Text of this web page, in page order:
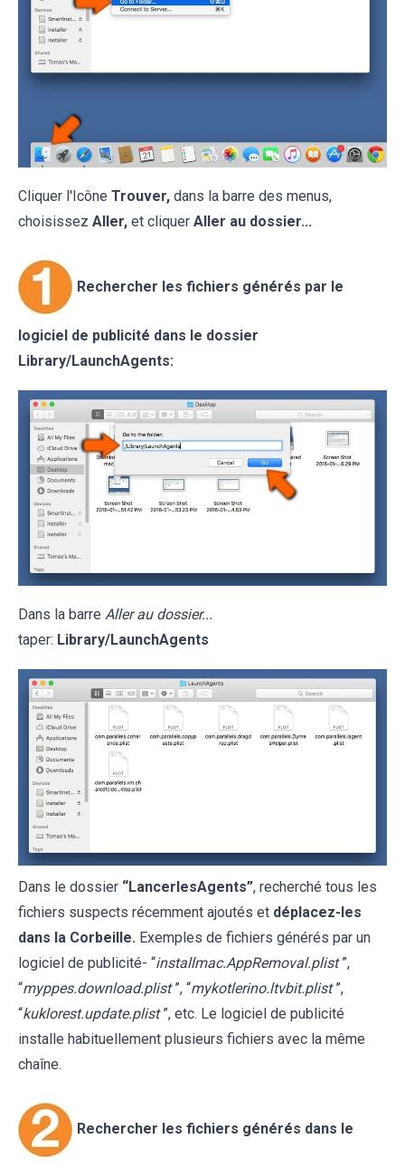
Cliquer l'Icône Trouver, dans la barre des menus,
choisissez Aller, et cliquer Aller au dossier...
Rechercher les fichiers générés par le
logiciel de publicité dans le dossier
Library/LaunchAgents:
Dans la barre Aller au dossier...
taper: Library/LaunchAgents
Dans le dossier “LancerlesAgents”, recherché tous les
fichiers suspects récemment ajoutés et déplacez-les
dans la Corbeille. Exemples de fichiers générés par un
logiciel de publicité- “installmac.AppRemoval.plist ”,
“myppes.download.plist ”, “mykotlerino.ltvbit.plist ”,
“kuklorest.update.plist ”, etc. Le logiciel de publicité
installe habituellement plusieurs fichiers avec la même
chaîne.
Rechercher les fichiers générés dans le